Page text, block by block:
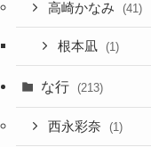
高崎かなみ (41)
根本凪 (1)
な行 (213)
西永彩奈 (1)